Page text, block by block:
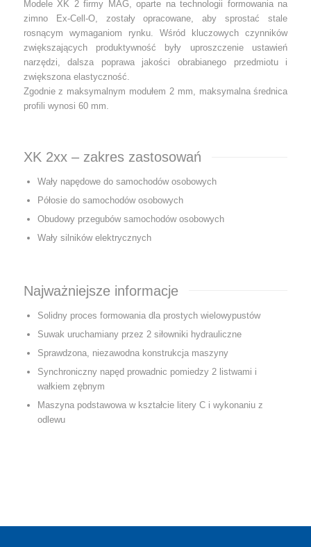
Modele XK 2 firmy MAG, oparte na technologii formowania na
zimno Ex-Cell-O, zostały opracowane, aby sprostać stale
rosnącym wymaganiom rynku. Wśród kluczowych czynników
zwiększających produktywność były uproszczenie ustawień
narzędzi, dalsza poprawa jakości obrabianego przedmiotu i
zwiększona elastyczność.
Zgodnie z maksymalnym modułem 2 mm, maksymalna średnica
profili wynosi 60 mm.
XK 2xx – zakres zastosowań
Wały napędowe do samochodów osobowych
Półosie do samochodów osobowych
Obudowy przegubów samochodów osobowych
Wały silników elektrycznych
Najważniejsze informacje
Solidny proces formowania dla prostych wielowypustów
Suwak uruchamiany przez 2 siłowniki hydrauliczne
Sprawdzona, niezawodna konstrukcja maszyny
Synchroniczny napęd prowadnic pomiedzy 2 listwami i
wałkiem zębnym
Maszyna podstawowa w kształcie litery C i wykonaniu z
odlewu